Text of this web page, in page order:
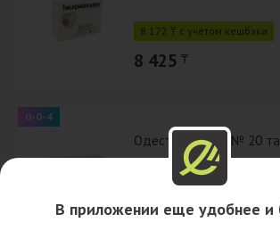
8 172 ₸ с учётом кешбэка
8 425 ₸
0-0-4
Одестон 200 мг № 20
5 267 ₸ с учётом кешбэка
5 430 ₸
В приложении еще удобнее и